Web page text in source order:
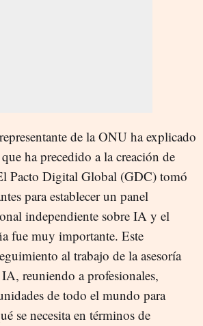
de la ONU ha explicado
ha precedido a la creación de
Pacto Digital Global (GDC) tomó
para establecer un panel
independiente sobre IA y el
fue muy importante. Este
al trabajo de la asesoría
reuniendo a profesionales,
de todo el mundo para
se necesita en términos de